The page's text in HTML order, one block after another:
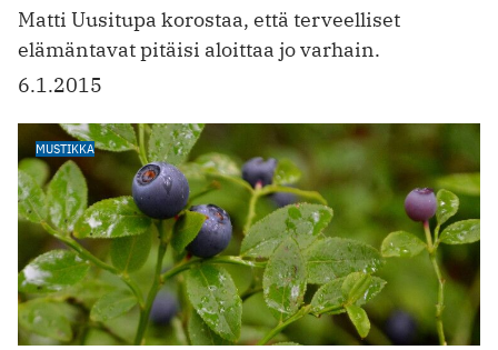
Matti Uusitupa korostaa, että terveelliset
elämäntavat pitäisi aloittaa jo varhain.
6.1.2015
MUSTIKKA